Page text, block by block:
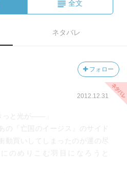
全文
ネタバレ
フォロー
2012.12.31
っと光が――」
『亡国のイージス』のサイド
動買いしてしまったのが運の尽
のめりこむ羽目になろうと